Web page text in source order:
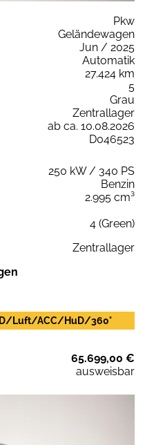
Pkw
Geländewagen
Jun / 2025
Automatik
27.424 km
5
Grau
Zentrallager
ab ca. 10.08.2026
D046523
250 kW / 340 PS
Benzin
2.995 cm³
4 (Green)
Zentrallager
Luft/ACC/HuD/360°
65.699,00 €
ausweisbar